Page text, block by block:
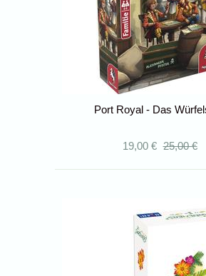
Port Royal - Das
19,00 € 25,00 €